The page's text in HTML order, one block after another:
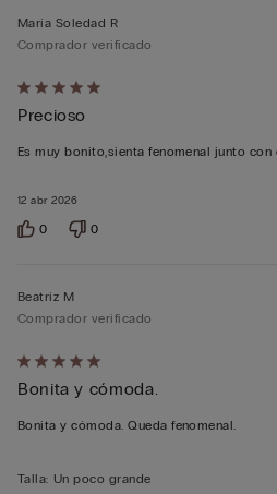
Calificación
de
5
5
12 abr 2026
María Soledad R
Comprador verificado
Precioso
Es muy bonito,sienta fenomenal junto
0 0
Calificación
de
5
5
Beatriz M
Comprador verificado
Bonita y cómoda.
Bonita y cómoda. Queda fenomenal.
Talla: Un poco grande